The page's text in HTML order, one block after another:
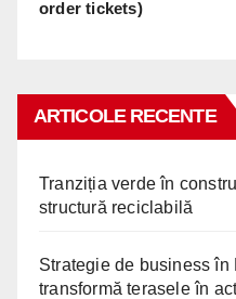
order tickets)
ARTICOLE RECENTE
Tranziția verde în
structură reciclabilă
Strategie de business în
transformă terasele în